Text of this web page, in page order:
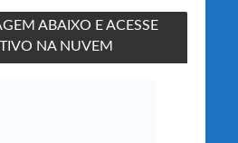
ABAIXO E ACESSE
NA NUVEM